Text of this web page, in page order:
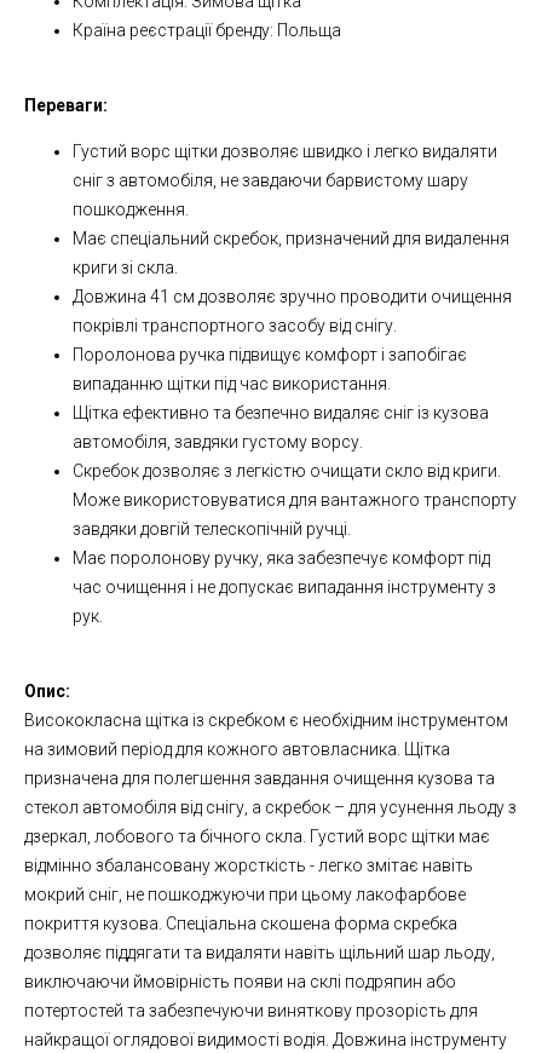
Країна реєстрації бренду: Польща
Переваги:
Густий ворс щітки дозволяє швидко і легко видаляти
сніг з автомобіля, не завдаючи барвистому шару
пошкодження.
Має спеціальний скребок, призначений для видалення
криги зі скла.
Довжина 41 см дозволяє зручно проводити очищення
покрівлі транспортного засобу від снігу.
Поролонова ручка підвищує комфорт і запобігає
випаданню щітки під час використання.
Щітка ефективно та безпечно видаляє сніг із кузова
автомобіля, завдяки густому ворсу.
Скребок дозволяє з легкістю очищати скло від криги.
Може використовуватися для вантажного транспорту
завдяки довгій телескопічній ручці.
Має поролонову ручку, яка забезпечує комфорт під
час очищення і не допускає випадання інструменту з
рук.
Опис:
Висококласна щітка із скребком є ​​необхідним інструментом
на зимовий період для кожного автовласника. Щітка
призначена для полегшення завдання очищення кузова та
стекол автомобіля від снігу, а скребок – для усунення льоду з
дзеркал, лобового та бічного скла. Густий ворс щітки має
відмінно збалансовану жорсткість - легко змітає навіть
мокрий сніг, не пошкоджуючи при цьому лакофарбове
покриття кузова. Спеціальна скошена форма скребка
дозволяє піддягати та видаляти навіть щільний шар льоду,
виключаючи ймовірність появи на склі подряпин або
потертостей та забезпечуючи виняткову прозорість для
найкращої оглядової видимості водія. Довжина інструменту